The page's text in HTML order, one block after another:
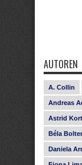
AUTOREN
A. Collin
Andreas
Astrid
Béla
Daniela